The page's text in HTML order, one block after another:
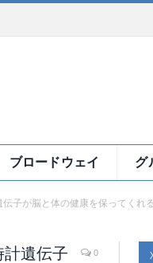
ブロードウェイ グ
子が脳と体の健康を保ってくれ
計遺伝子
0